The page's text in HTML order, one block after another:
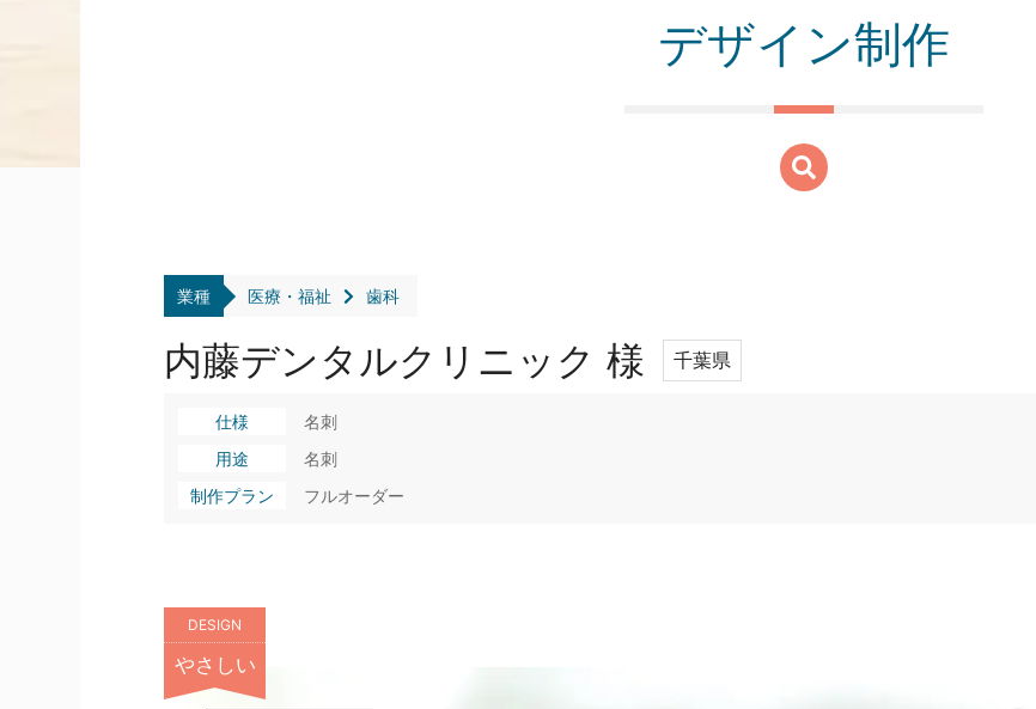
デザイン制作
業種 医療・福祉 歯科
内藤デンタルクリニック 様 千葉県
仕様
名刺
用途
名刺
制作プラン
フルオーダー
DESIGN
やさしい